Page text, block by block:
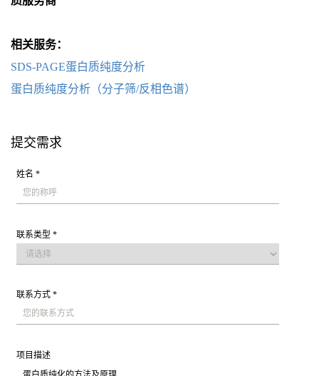
相关服务：
SDS-PAGE蛋白质纯度分析
蛋白质纯度分析（分子筛/反相色谱）
提交需求
姓名 *
联系类型 *
联系方式 *
项目描述